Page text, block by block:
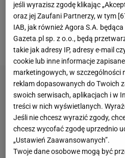
obserwatorów to irytuje, a
celowe zachowanie
sposób dekoncentrować
jeśli wyrazisz zgodę klikając
oraz jej Zaufani Partnerzy, w tym [
IAB, jak również Agora S.A.
Gazeta.pl sp. z o.o., będą
takie jak adresy IP, adresy e-mail
cookie lub inne informacje
marketingowych, w szczególności
reklam dopasowanych do Twoich
swoich serwisach, aplikacjach i w
treści w nich wyświetlanych.
Jeśli nie chcesz wyrazić zgody,
chcesz wycofać zgodę uprzednio
„Ustawień Zaawansowanych”.
Twoje dane osobowe mogą być